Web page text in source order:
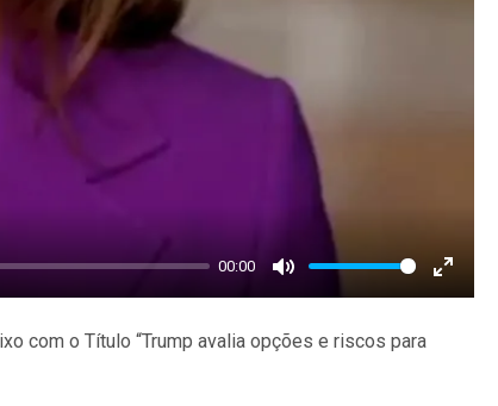
00:00
Mute
Enter
com o Título “Trump avalia opções e riscos para